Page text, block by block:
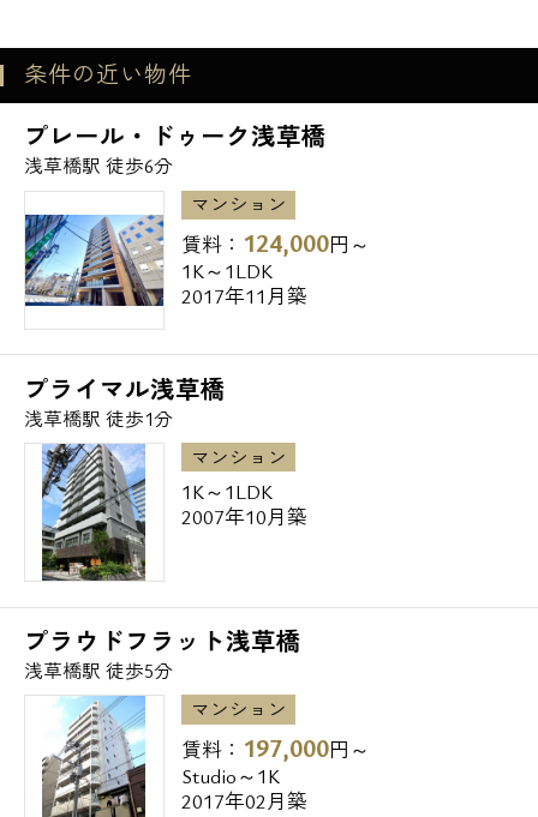
鳥越神社前郵便局･･･175m
浅草橋郵便局･･･380m
くらまえ橋郵便局･･･489m
興産信用金庫浅草橋支店･･･175m
朝日信用金庫浅草橋支店･･･194m
城北信用金庫浅草橋支店･･･212m
▼警察署・交番
蔵前警察署･･･449m
その他、台東区の高級賃貸マンション、都心
の高級賃貸、デザイナーズマンションはエス
アールホームへお任せ下さい。
契約時に通常は掛かる1ヵ月分の仲介手数料
などの『無料診断』などもお気軽にお問い合
わせ下さい。
エスアールホームは全物件、初期費用のクレ
ジットカード決済に対応しております。
条件の近い物件
プレール・ドゥーク浅草橋
浅草橋駅 徒歩6分
マンション
賃料： 124,000円～
1K～1LDK
2017年11月築
プライマル浅草橋
浅草橋駅 徒歩1分
マンション
1K～1LDK
2007年10月築
プラウドフラット浅草橋
浅草橋駅 徒歩5分
マンション
賃料： 197,000円～
Studio～1K
2017年02月築
電話でお問い合わせ
0120-500-529
営業時間 10：00～18：00
メールでお問い合わせ
お問い合わせ